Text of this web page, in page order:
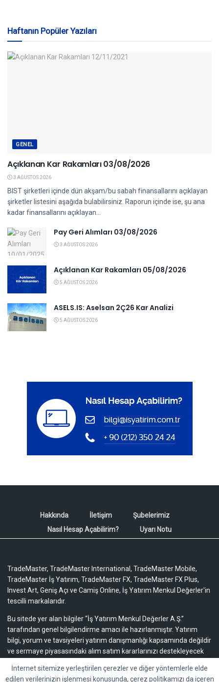
Haftanın Popüler Yazıları
GENEL
Açıklanan Kar Rakamları 03/08/2026
3 AĞUSTOS 2026
BIST şirketleri içinde dün akşam/bu sabah finansallarını açıklayan
şirketler listesini aşağıda bulabilirsiniz. Raporun içinde ise, şu ana
kadar finansallarını açıklayan...
Pay Geri Alımları 03/08/2026
3 AĞUSTOS 2026
Açıklanan Kar Rakamları 05/08/2026
5 AĞUSTOS 2026
ASELS.IS: Aselsan 2Ç26 Kar Analizi
5 AĞUSTOS 2026
Hakkında İletişim
Şubelerimiz
Nasıl Hesap Açabilirim?
Uyarı Notu
TradeMaster, TradeMaster International, TradeMaster Mobile,
TradeMaster İş Yatırım, TradeMaster FX, TradeMaster FX Plus,
Invest Art, Geniş Açı ve Camiş Online, İş Yatırım Menkul Değerler'in
tescilli markalarıdır.
Bu sitede yer alan bilgiler “İş Yatırım Menkul Değerler A.Ş.”
tarafından genel bilgilendirme amacı ile hazırlanmıştır. Yatırım
bilgi, yorum ve tavsiyeleri yatırım danışmanlığı kapsamında değildir
ve sermaye piyasasındaki alım satım kararlarınızı destekleyecek
Bu içeriğe ilişkin tüm telif hakları İş Yatırım Menkul Değerler A.Ş.’ye
İnternet sitemize yerleştirilen çerezler ve diğer yöntemlerle elde
edilen verilerinizin işlenmesi konusunda, çerez politikamızı da içeren